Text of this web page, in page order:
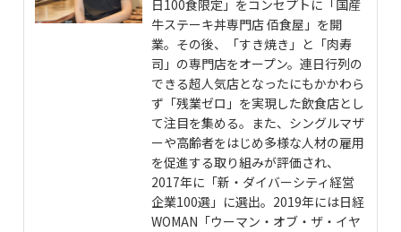
日100食限定」をコンセプトに「国産
牛ステーキ丼専門店 佰食屋」を開
業。その後、「すき焼き」と「肉寿
司」の専門店をオープン。連日行列の
できる超人気店となったにもかかわら
ず「残業ゼロ」を実現した飲食店とし
て注目を集める。また、シングルマザ
ーや高齢者をはじめ多様な人材の雇用
を促進する取り組みが評価され、
2017年に「新・ダイバーシティ経営
企業100選」に選出。2019年には日経
WOMAN「ウーマン・オブ・ザ・イヤ